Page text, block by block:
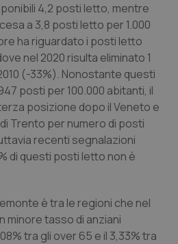
4,2 posti letto, mentre
a 3,8 posti letto per 1.000
ha riguardato i posti letto
nel 2020 risulta eliminato 1
(-33%). Nonostante questi
posti per 100.000 abitanti, il
posizione dopo il Veneto e
Trento per numero di posti
recenti segnalazioni
di questi posti letto non è
è tra le regioni che nel
minore tasso di anziani
tra gli over 65 e il 3,33% tra